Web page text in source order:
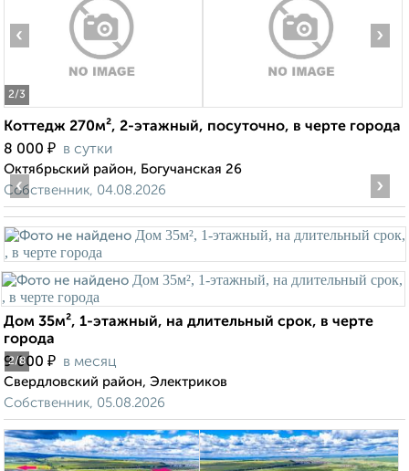
2/3
‹ ›
Коттедж 270м², 2-этажный, посуточно, в черте города
8 000 ₽ в сутки
Октябрьский район, Богучанская 26
Собственник, 04.08.2026
2/8
‹ ›
Дом 35м², 1-этажный, на длительный срок, в черте
города
9 000 ₽ в месяц
Свердловский район, Электриков
Собственник, 05.08.2026